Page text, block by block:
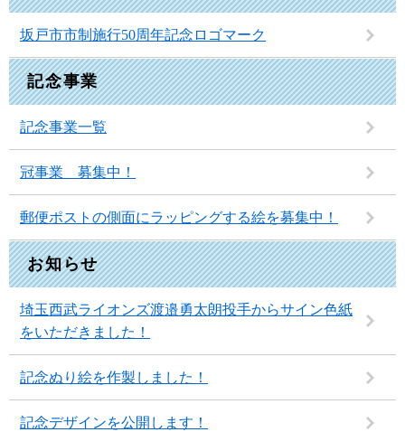
坂戸市市制施行50周年記念ロゴマーク
記念事業
記念事業一覧
冠事業 募集中！
郵便ポストの側面にラッピングする絵を募集中！
お知らせ
埼玉西武ライオンズ渡邉勇太朗投手からサイン色紙
をいただきました！
記念ぬり絵を作製しました！
記念デザインを公開します！